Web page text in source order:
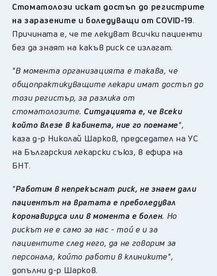
Стоматолози искат достъп до регистрите
на заразените и боледуващи от COVID-19.
Причината е, че те лекуват всички пациенти
без да знаят на какъв риск се излагат.
"В момента организацията е такава, че
общопрактикуващите лекари имат достъп до
този регистър, за разлика от
стоматолозите. Ситуацията е, че всеки
който влезе в кабинета, ние го поемаме",
каза д-р Николай Шарков, председател на УС
на Българския лекарски съюз, в ефира на
БНТ.
"Работим в непрекъснат риск, не знаем дали
пациентът на вратата е преболедувал
коронавируса или в момента е болен. Но
рискът не е само за нас - той е и за
пациентите след него, да не говорим за
персонала, който работи в клиниките",
допълни д-р Шарков.